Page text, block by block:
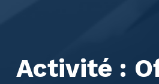
Activité :